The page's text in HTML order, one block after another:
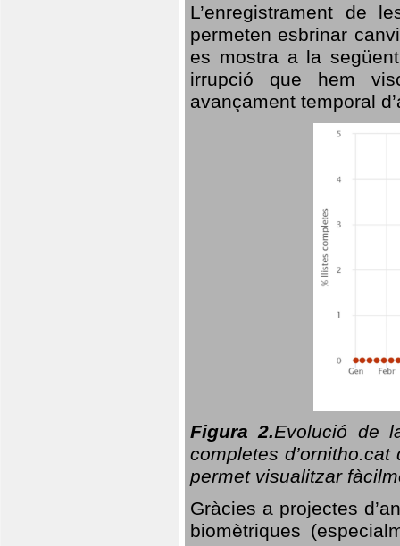
L’enregistrament de
permeten esbrinar
es mostra a la
irrupció que hem
avançament temporal
Figura 2.Evolució de
completes
permet visualitzar
Gràcies a projectes
biomètriques